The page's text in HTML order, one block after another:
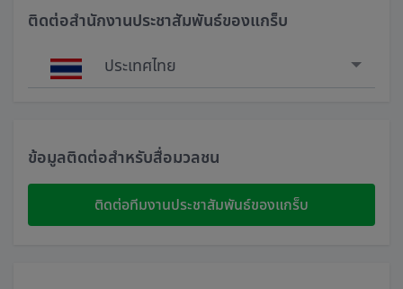
ติดต่อสำนักงานประชาสัมพันธ์ของแกร็บ
ประเทศไทย
Indonesia
Thailand
ข้อมูลติดต่อสำหรับสื่อมวลชน
ติดต่อทีมงานประชาสัมพันธ์ของแกร็บ